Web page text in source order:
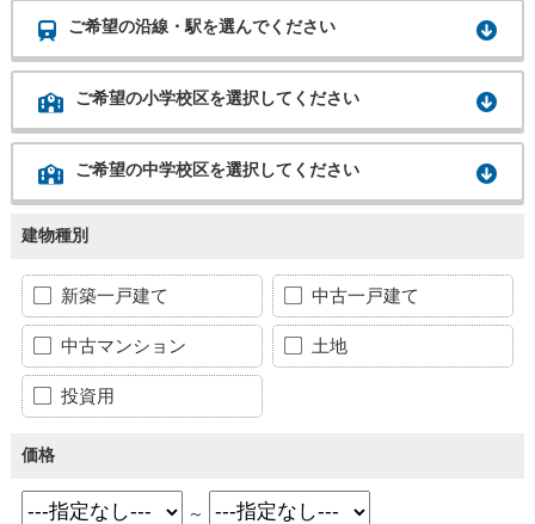
ご希望の沿線・駅を選んでください
ご希望の小学校区を選択してください
ご希望の中学校区を選択してください
建物種別
新築一戸建て 中古一戸建て
中古マンション 土地
投資用
価格
～